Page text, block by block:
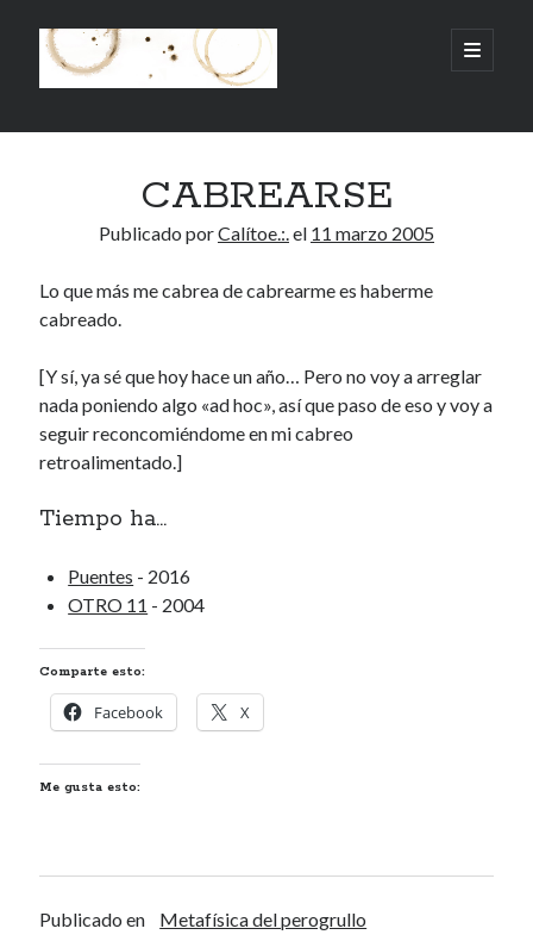
.:.Calito(h)eces.:.
abrir
menú
Barra
No compres, adopta
Calítoe.:.en
Calítoe.:.enMaría Gripe
Calítoe.:.enMaría Gripe
DanielaenMaría Gripe
Alea jacta est
ANÓNIMO DETURPADO (S.
BESTIAS, ANIMALES
SALVAJES Y GENTE
CABREARSE
Publicado porCalítoe.:.el 11 marzo 2005
Lo que más me cabrea de cabrearme es haberme
cabreado.
[Y sí, ya sé que hoy hace un año… Pero no voy a arreglar
nada poniendo algo «ad hoc», así que paso de eso y voy a
seguir reconcomiéndome en mi cabreo
retroalimentado.]
Tiempo ha...
Puentes - 2016
OTRO 11 - 2004
Comparte esto:
Facebook X
Me gusta esto:
Publicado en Metafísica del perogrullo